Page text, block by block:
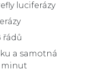
luciferázy
řádů
a samotná
minut